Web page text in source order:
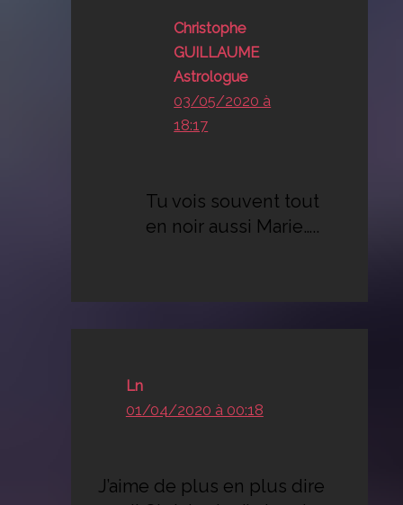
Christophe
GUILLAUME
Astrologue
03/05/2020 à
18:17
Tu vois souvent tout
en noir aussi Marie…..
Ln
01/04/2020 à 00:18
J’aime de plus en plus dire